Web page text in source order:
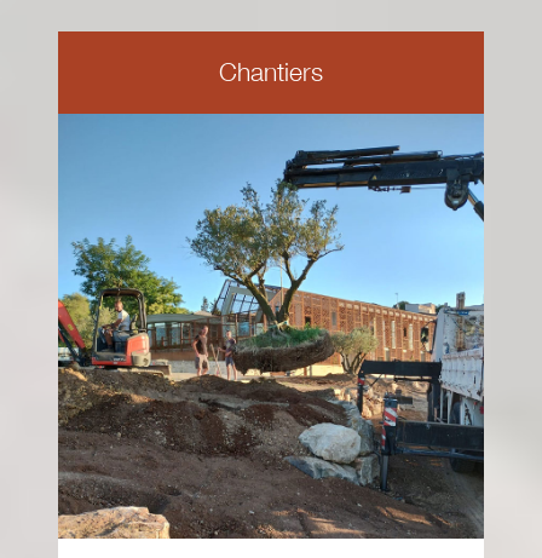
Chantiers